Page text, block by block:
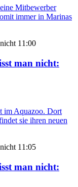
Mitbewerber
immer in Marinas
11:00
man nicht:
im Aquazoo. Dort
sie ihren neuen
11:05
man nicht: